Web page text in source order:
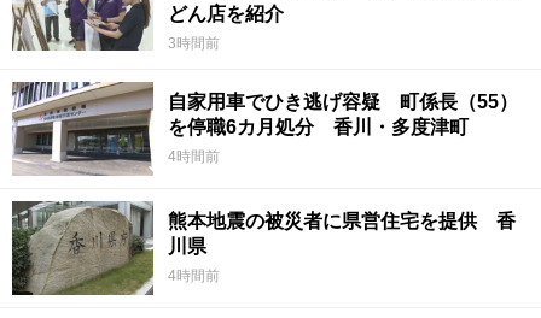
どん店を紹介
3時間前
自家用車でひき逃げ容疑 町係長（55）
を停職6カ月処分 香川・多度津町
4時間前
熊本地震の被災者に県営住宅を提供 香
川県
4時間前